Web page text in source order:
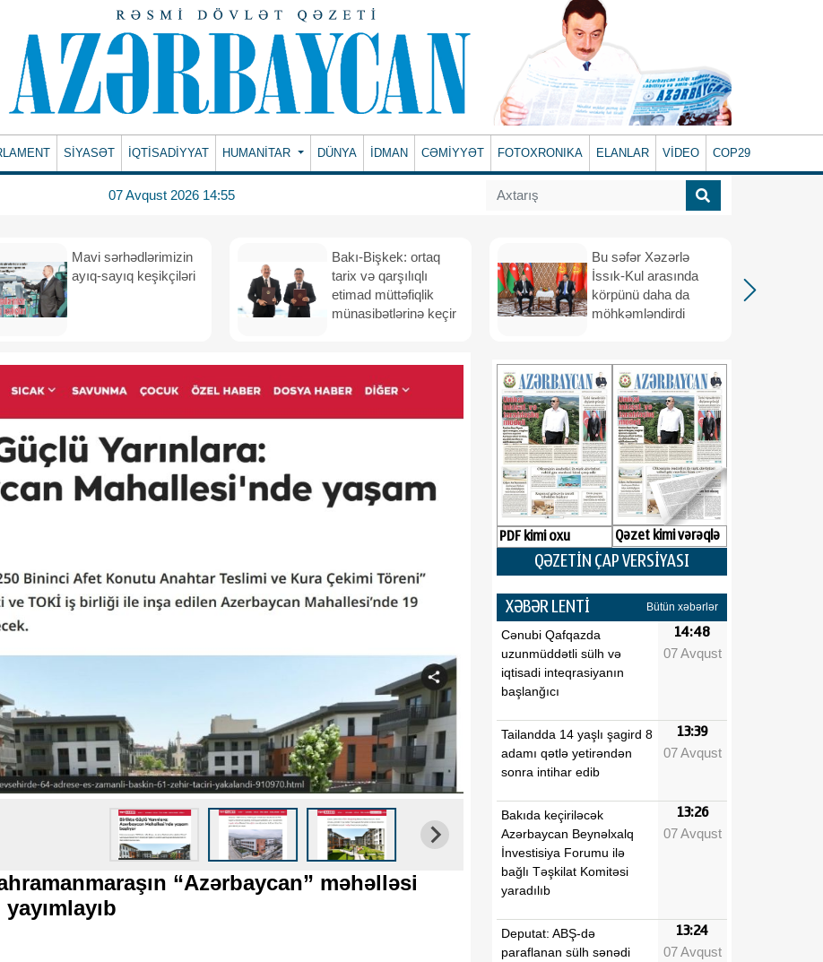
SİYASƏT İQTİSADİYYAT HUMANITAR DÜNYA İDMAN CƏMİYYƏT FOTOXRONIKA ELANLAR VİDEO COP29
07 Avqust 2026 14:55
Mavi sərhədlərimizin
ayıq-sayıq keşikçiləri
Bakı-Bişkek: ortaq
tarix və qarşılıqlı
etimad müttəfiqlik
münasibətlərinə keçir
Bu səfər Xəzərlə
İssık-Kul arasında
körpünü daha da
möhkəmləndirdi
“Azərbaycan” məhəlləsi
PDF kimi oxu Qəzet kimi vərəqlə
QƏZETİN ÇAP VERSİYASI
XƏBƏR LENTİ Bütün xəbərlər
Cənubi Qafqazda
uzunmüddətli sülh və
iqtisadi inteqrasiyanın
başlanğıcı
14:48
07 Avqust
Tailandda 14 yaşlı şagird 8
adamı qətlə yetirəndən
sonra intihar edib
13:39
07 Avqust
Bakıda keçiriləcək
Azərbaycan Beynəlxalq
İnvestisiya Forumu ilə
bağlı Təşkilat Komitəsi
yaradılıb
13:26
07 Avqust
Deputat: ABŞ-də
paraflanan sülh sənədi
13:24
07 Avqust